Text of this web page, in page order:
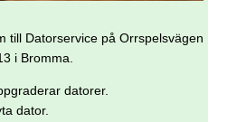
till Datorservice på Orrspelsvägen
i Bromma.
datorer.
dator.